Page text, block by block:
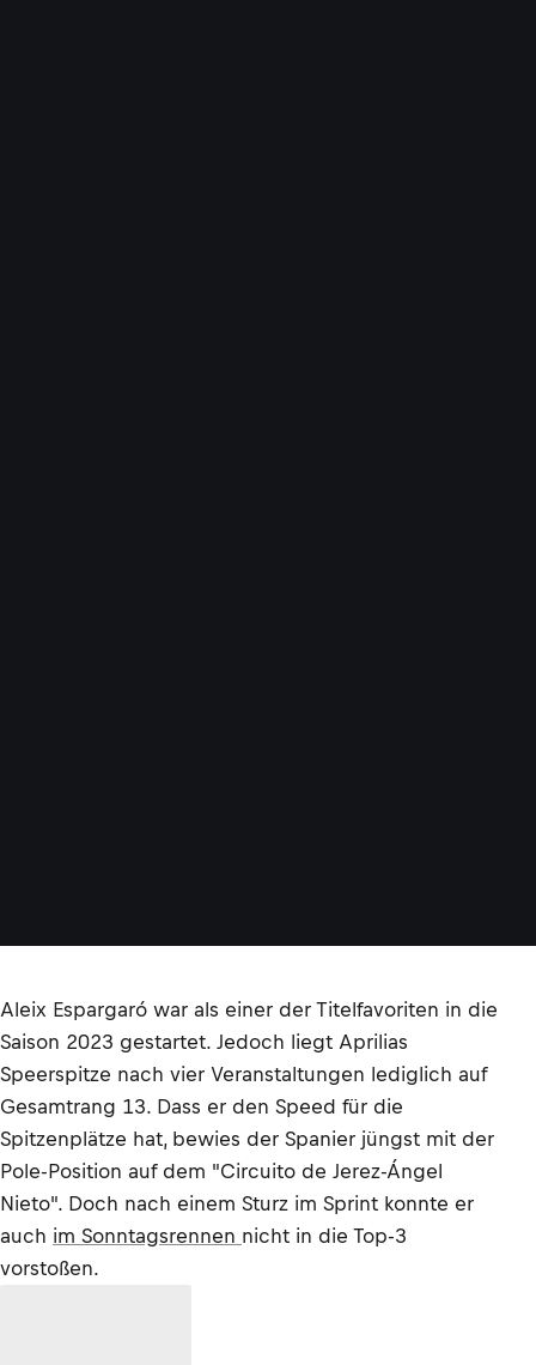
Aleix Espargaró war als einer der Titelfavoriten in die
Saison 2023 gestartet. Jedoch liegt Aprilias
Speerspitze nach vier Veranstaltungen lediglich auf
Gesamtrang 13. Dass er den Speed für die
Spitzenplätze hat, bewies der Spanier jüngst mit der
Pole-Position auf dem "Circuito de Jerez-Ángel
Nieto". Doch nach einem Sturz im Sprint konnte er
auch im Sonntagsrennen nicht in die Top-3
vorstoßen.